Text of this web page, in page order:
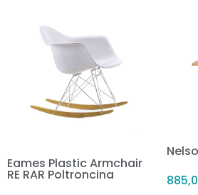
Eames Plastic Armchair
RE RAR Poltroncina